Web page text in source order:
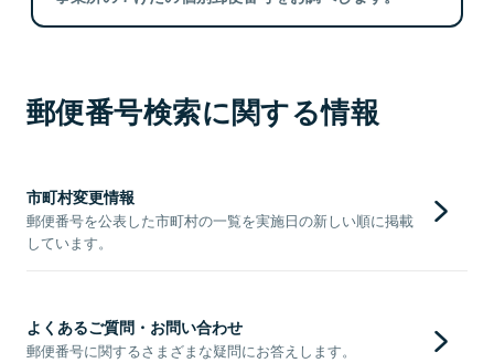
郵便番号検索に関する情報
市町村変更情報
郵便番号を公表した市町村の一覧を実施日の新しい順に掲載
しています。
よくあるご質問・お問い合わせ
郵便番号に関するさまざまな疑問にお答えします。